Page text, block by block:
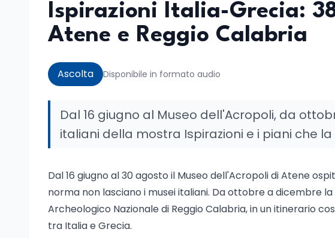
Ispirazioni Italia-Grecia:
Atene e Reggio Calabria
Ascolta Disponibile in formato audio
Dal 16 giugno al Museo dell'Acropoli, da
italiani della mostra Ispirazioni e i piani che la
Dal 16 giugno al 30 agosto il Museo dell'Acropoli di Atene
norma non lasciano i musei italiani. Da ottobre a dicembre
Archeologico Nazionale di Reggio Calabria, in un itinerario
tra Italia e Grecia.